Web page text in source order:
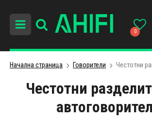
0
Начална страница Говорители Честотни
Честотни